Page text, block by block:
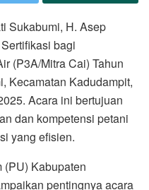
Sukabumi, H. Asep
bagi
(P3A/Mitra Cai) Tahun
Kecamatan Kadudampit,
Acara ini bertujuan
dan kompetensi petani
yang efisien.
Kabupaten
pentingnya acara